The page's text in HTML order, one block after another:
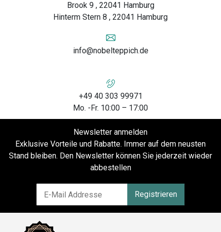
Brook 9 , 22041 Hamburg
Hinterm Stern 8 , 22041 Hamburg
info@nobelteppich.de
+49 40 303 99971
Mo. -Fr. 10:00 – 17:00
Newsletter anmelden
Exklusive Vorteile und Rabatte. Immer auf dem neusten
Stand bleiben. Den Newsletter können Sie jederzeit wieder
abbestellen
Registrieren